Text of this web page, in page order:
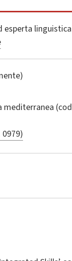
esperta linguistica
mediterranea